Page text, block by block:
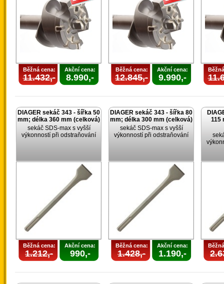
Běžná cena:
11.432,-
Akční cena:
8.990,-
Běžná cena:
12.845,-
Akční cena:
9.990,-
DIAGER sekáč 343 - šířka 50
mm; délka 360 mm (celková)
sekáč SDS-max s vyšší
výkonností při odstraňování
Běžná cena:
1.212,-
Akční cena:
990,-
DIAGER sekáč 343 - šířka 80
mm; délka 300 mm (celková)
sekáč SDS-max s vyšší
výkonností při odstraňování
Běžná cena:
1.428,-
Akční cena:
1.190,-
115